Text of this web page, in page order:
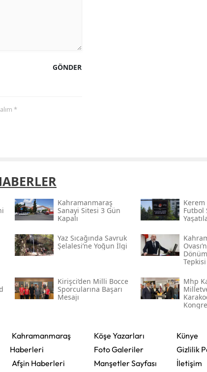
GÖNDER
*
Kahramanmaraş
Sanayi Sitesi 3 Gün
Kapalı
Kerem
Futbol
Yaz Sıcağında Savruk
Şelalesi’ne Yoğun İlgi
Tepkisi
Kirişci’den Milli Bocce
Sporcularına Başarı
Mesajı
Mhp
Kahramanmaraş
Haberleri
Afşin Haberleri
Köşe Yazarları
Foto Galeriler
Manşetler Sayfası
Künye
Gizlilik
İletişim